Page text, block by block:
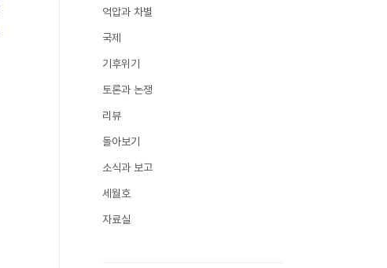
억압과 차별
국제
기후위기
토론과 논쟁
리뷰
돌아보기
소식과 보고
세월호
자료실